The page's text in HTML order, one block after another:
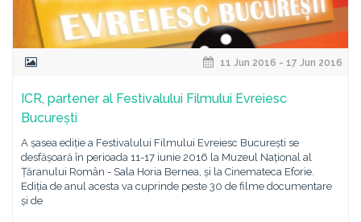
11 Jun 2016 - 17 Jun 2016
ICR, partener al Festivalului Filmului Evreiesc
București
A șasea ediție a Festivalului Filmului Evreiesc București se
desfășoară în perioada 11-17 iunie 2016 la Muzeul Național al
Țăranului Român - Sala Horia Bernea, și la Cinemateca Eforie.
Ediția de anul acesta va cuprinde peste 30 de filme documentare
și de